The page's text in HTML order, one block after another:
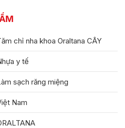
chỉ nha khoa Oraltana CÂY
y tế
sạch răng miệng
Nam